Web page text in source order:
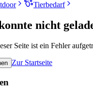
Tierbedarf
nicht
Seite ist ein Fehler
Zur Startseite